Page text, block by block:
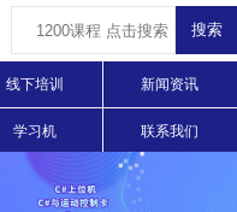
线下培训 新闻资讯
学习机 联系我们